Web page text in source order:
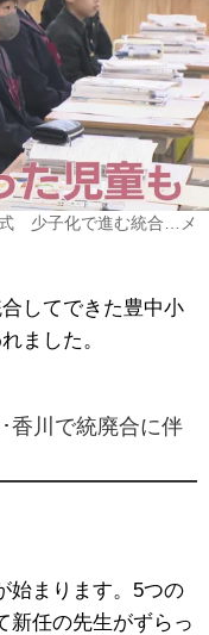
式 少子化で進む統合…メ
してできた豊中小
ました。
香川で統廃合に伴
始まります。5つの
新任の先生がずらっ